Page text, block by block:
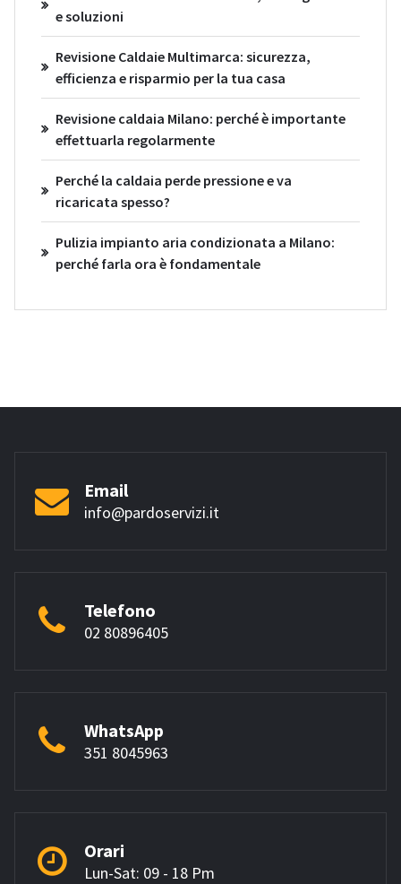
e soluzioni
Revisione Caldaie Multimarca: sicurezza,
efficienza e risparmio per la tua casa
Revisione caldaia Milano: perché è importante
effettuarla regolarmente
Perché la caldaia perde pressione e va
ricaricata spesso?
Pulizia impianto aria condizionata a Milano:
perché farla ora è fondamentale
Email
info@pardoservizi.it
Telefono
02 80896405
WhatsApp
351 8045963
Orari
Lun-Sat: 09 - 18 Pm